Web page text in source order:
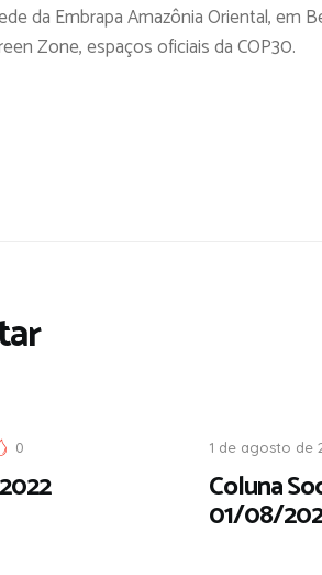
da Embrapa Amazônia Oriental, em
Zone, espaços oficiais da COP30.
0 1 de agosto de
Coluna
01/08/